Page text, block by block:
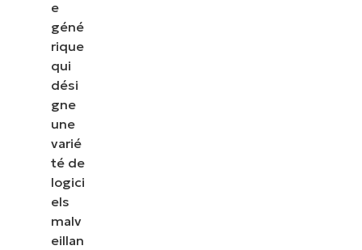
e
géné
rique
qui
dési
gne
une
varié
té de
logici
els
malv
eillan